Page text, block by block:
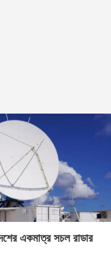
একমাত্র সচল রাডার